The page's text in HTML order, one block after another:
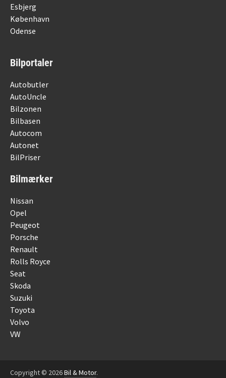
Esbjerg
København
Odense
Bilportaler
Autobutler
AutoUncle
Bilzonen
Bilbasen
Autocom
Autonet
BilPriser
Bilmærker
Nissan
Opel
Peugeot
Porsche
Renault
Rolls Royce
Seat
Skoda
Suzuki
Toyota
Volvo
VW
Copyright © 2026Bil & Motor.